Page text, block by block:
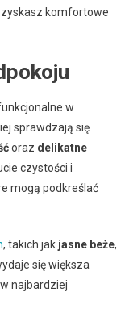
komfortowe
w
sprawdzają się
oraz delikatne
czystości i
mogą podkreślać
, takich jak jasne beże,
się większa
najbardziej